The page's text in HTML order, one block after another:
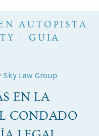
AUTOPISTA
| GUIA
Sky Law Group
EN LA
CONDADO